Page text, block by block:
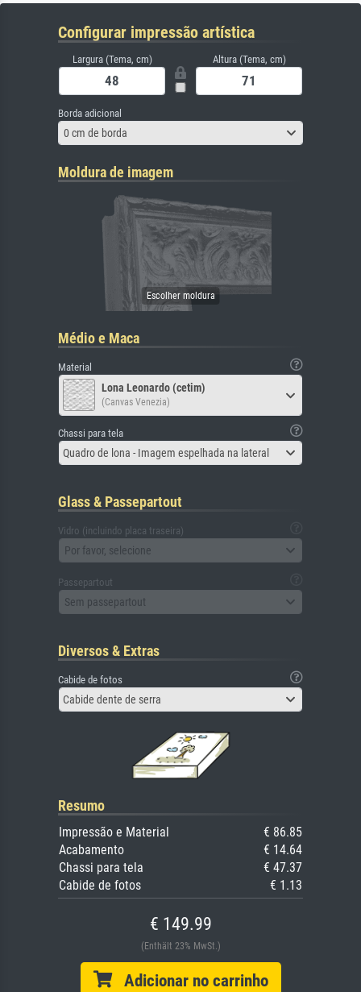
Configurar impressão artística
Largura (Tema, cm) Altura (Tema, cm)
Borda adicional
0 cm de borda
Moldura de imagem
Médio e Maca
Material
Lona Leonardo (cetim)
(Canvas Venezia)
Chassi para tela
Quadro de lona - Imagem espelhada na lateral
Glass & Passepartout
Vidro (incluindo placa traseira)
Por favor, selecione
Passepartout
Sem passepartout
Diversos & Extras
Cabide de fotos
Cabide dente de serra
Resumo
Impressão e Material
€ 86.85
Acabamento
€ 14.64
Chassi para tela
€ 47.37
Cabide de fotos
€ 1.13
€ 149.99
(Enthält 23% MwSt.)
Adicionar no carrinho